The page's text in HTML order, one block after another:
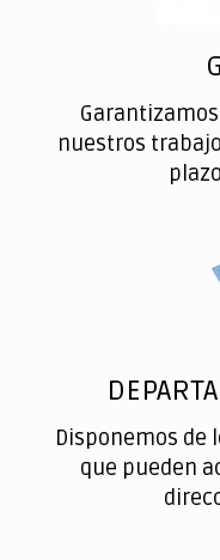
nuestros
Disponemos de
que pueden